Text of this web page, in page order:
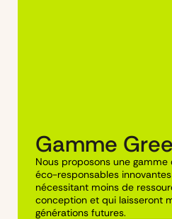
Gamme
Nous proposons une
éco-responsables
nécessitant moins de
conception et qui laisseront
générations futures.